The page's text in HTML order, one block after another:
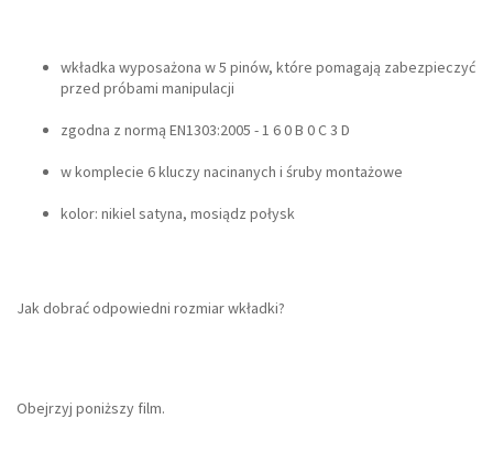
wkładka wyposażona w 5 pinów, które pomagają zabezpieczyć
przed próbami manipulacji
zgodna z normą EN1303:2005 - 1 6 0 B 0 C 3 D
w komplecie 6 kluczy nacinanych i śruby montażowe
kolor: nikiel satyna, mosiądz połysk
Jak dobrać odpowiedni rozmiar wkładki?
Obejrzyj poniższy film.